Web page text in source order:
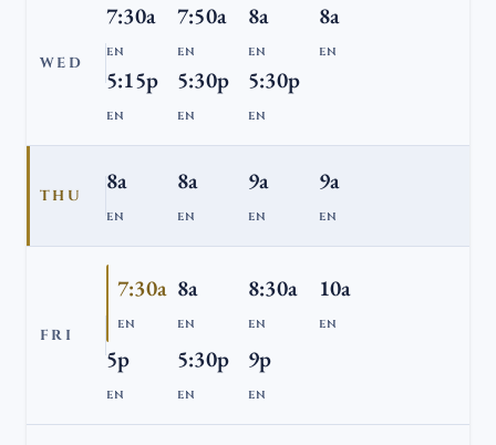
WED
7:30a
EN
7:50a
EN
8a
EN
8a
EN
5:15p
EN
5:30p
EN
5:30p
EN
THU
8a
EN
8a
EN
9a
EN
9a
EN
FRI
7:30a
EN
8a
EN
8:30a
EN
10a
EN
5p
EN
5:30p
EN
9p
EN